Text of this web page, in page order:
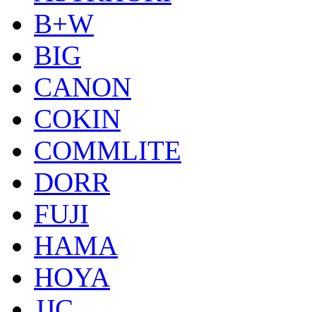
B+W
BIG
CANON
COKIN
COMMLITE
DORR
FUJI
HAMA
HOYA